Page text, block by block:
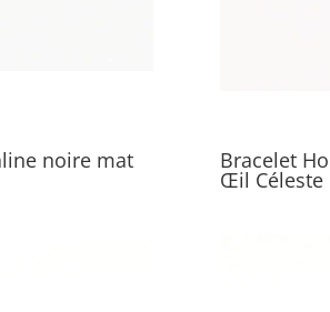
noire mat Bracelet
Œil Céleste